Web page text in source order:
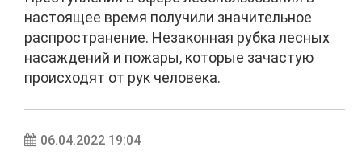
настоящее время получили значительное
распространение. Незаконная рубка лесных
насаждений и пожары, которые зачастую
происходят от рук человека.
06.04.2022 19:04